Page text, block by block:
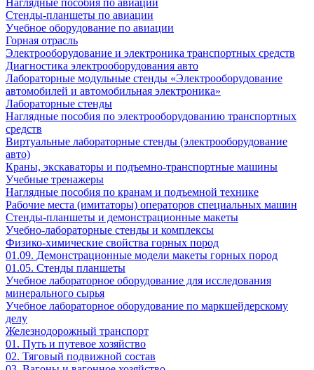
Наглядные пособия по авиации
Стенды-планшеты по авиации
Учебное оборудование по авиации
Горная отрасль
Электрооборудование и электроника транспортных средств
Диагностика электрооборудования авто
Лабораторные модульные стенды «Электрооборудование
автомобилей и автомобильная электроника»
Лабораторные стенды
Наглядные пособия по электрооборудованию транспортных
средств
Виртуальные лабораторные стенды (электрооборудование
авто)
Краны, экскаваторы и подъемно-транспортные машины
Учебные тренажеры
Наглядные пособия по кранам и подъемной технике
Рабочие места (имитаторы) операторов специальных машин
Стенды-планшеты и демонстрационные макеты
Учебно-лабораторные стенды и комплексы
Физико-химические свойства горных пород
01.09. Демонстрационные модели макеты горных пород
01.05. Стенды планшеты
Учебное лабораторное оборудование для исследования
минерального сырья
Учебное лабораторное оборудование по маркшейдерскому
делу
Железнодорожный транспорт
01. Путь и путевое хозяйство
02. Тяговый подвижной состав